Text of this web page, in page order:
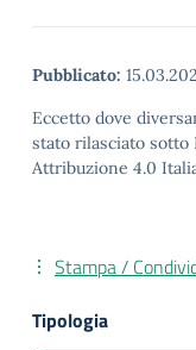
Pubblicato:
Eccetto dove
stato rilasciato sotto
Attribuzione 4.0
Stampa /
Tipologia